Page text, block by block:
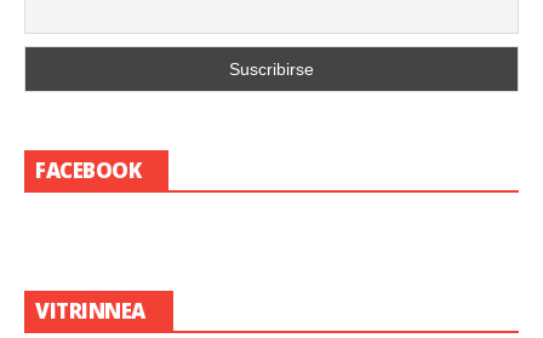
FACEBOOK
VITRINNEA